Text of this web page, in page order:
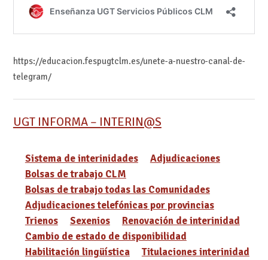
https://educacion.fespugtclm.es/unete-a-nuestro-canal-de-
telegram/
UGT INFORMA – INTERIN@S
Sistema de interinidades
Adjudicaciones
Bolsas de trabajo CLM
Bolsas de trabajo todas las Comunidades
Adjudicaciones telefónicas por provincias
Trienos
Sexenios
Renovación de interinidad
Cambio de estado de disponibilidad
Habilitación lingüística
Titulaciones interinidad